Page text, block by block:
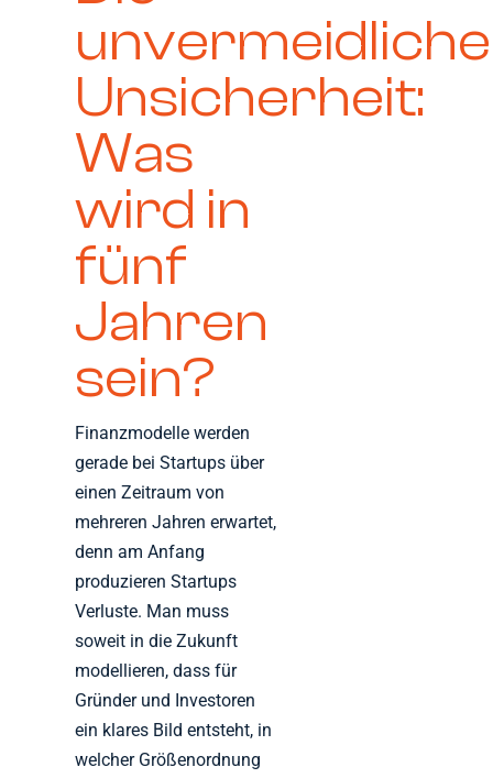
unvermeidliche
Unsicherheit:
Was
wird in
fünf
Jahren
sein?
Finanzmodelle werden
gerade bei Startups über
einen Zeitraum von
mehreren Jahren erwartet,
denn am Anfang
produzieren Startups
Verluste. Man muss
soweit in die Zukunft
modellieren, dass für
Gründer und Investoren
ein klares Bild entsteht, in
welcher Größenordnung